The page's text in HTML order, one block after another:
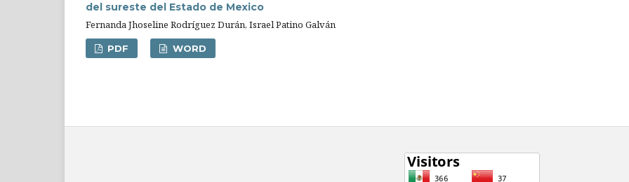
del sureste del Estado de Mexico
Fernanda Jhoseline Rodríguez Durán, Israel Patino Galván
PDF WORD